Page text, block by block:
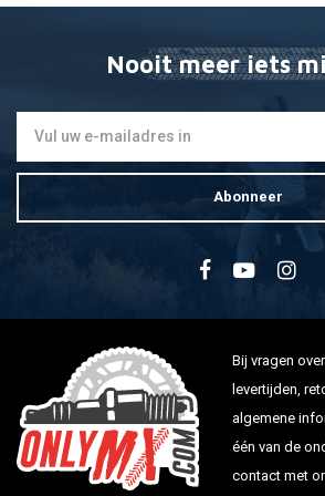
250 4T 08-15
450 4T 11-15
530 4T 07-15
Yamaha Motorcycle
WR125 R22B1,22B3 09-16
WR125 X22B2,22B4 09-16
YZF-R1255D7 08-14
YZF-R125 50th Anniversary Edition 12
WR250 F-R,S,T,V,W,X 03-08
XG250 Tricker 05-08
Nooit meer iets
Abonneer
Bij vragen
levertijden,
algemene
één van de
contact met